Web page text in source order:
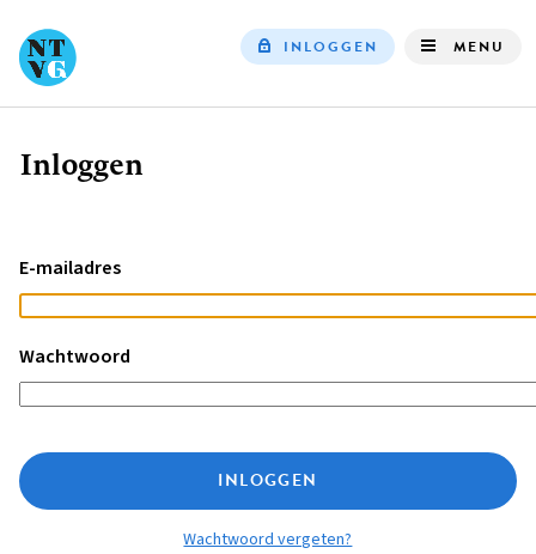
INLOGGEN MENU
Kruimelpad
Inloggen
E-mailadres
Wachtwoord
INLOGGEN
Wachtwoord vergeten?